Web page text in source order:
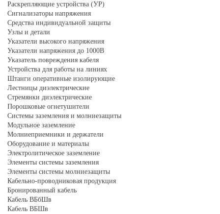
Раскрепляющие устройства (УР)
Сигнализаторы напряжения
Средства индивидуальной защиты
Узлы и детали
Указатели высокого напряжения
Указатели напряжения до 1000В
Указатель повреждения кабеля
Устройства для работы на линиях
Штанги оперативные изолирующие
Лестницы диэлектрические
Стремянки диэлектрические
Порошковые огнетушители
Системы заземления и молниезащиты
Модульное заземление
Молниеприемники и держатели
Оборудование и материалы
Электролитическое заземление
Элементы системы заземления
Элементы системы молниезащиты
Кабельно-проводниковая продукция
Бронированный кабель
Кабель ВБбШв
Кабель ВБШв